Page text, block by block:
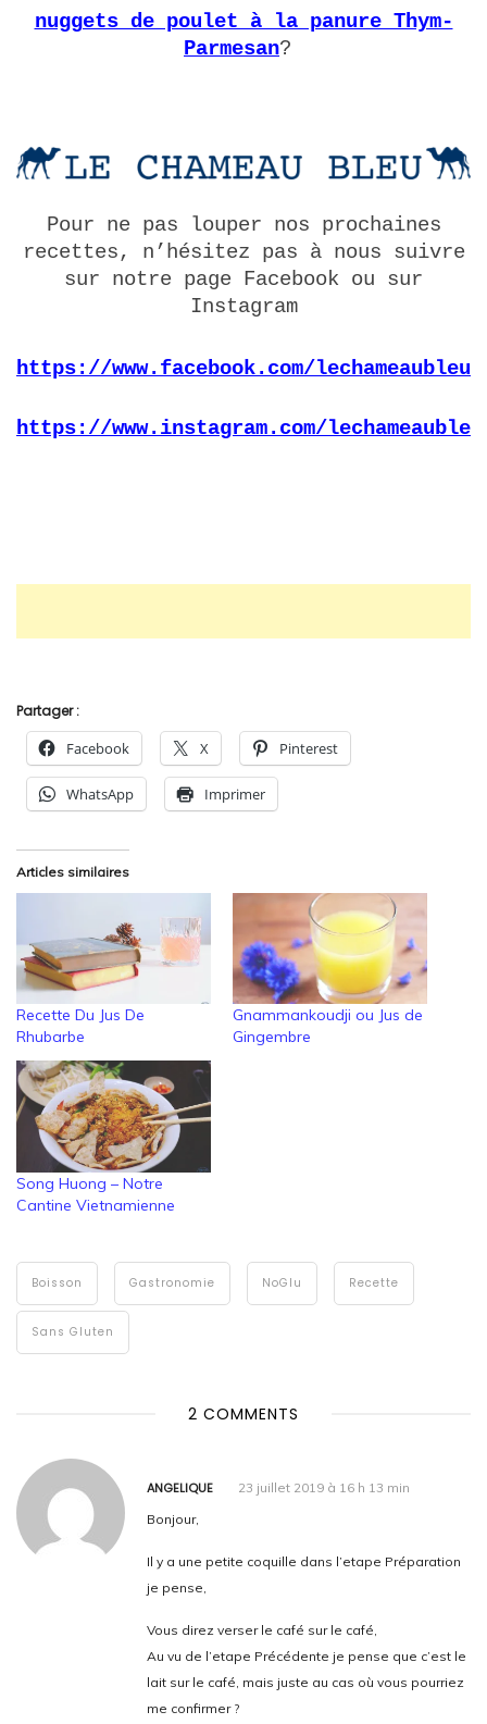
nuggets de poulet à la panure Thym-
Parmesan?
Pour ne pas louper nos prochaines
recettes, n’hésitez pas à nous suivre
sur notre page Facebook ou sur
Instagram
https://www.facebook.com/
https://www.instagram.com/
Partager :
Facebook X Pinterest
WhatsApp Imprimer
Articles similaires
Recette Du Jus De
Rhubarbe
Gnammankoudji ou Jus de
Gingembre
Song Huong – Notre
Cantine Vietnamienne
Boisson Gastronomie NoGlu Recette
Sans Gluten
2 COMMENTS
ANGELIQUE
23 juillet 2019 à 16 h 13 min
Bonjour,
Il y a une petite coquille dans l’etape Préparation
je pense,
Vous direz verser le café sur le café,
Au vu de l’etape Précédente je pense que c’est le
lait sur le café, mais juste au cas où vous pourriez
me confirmer ?